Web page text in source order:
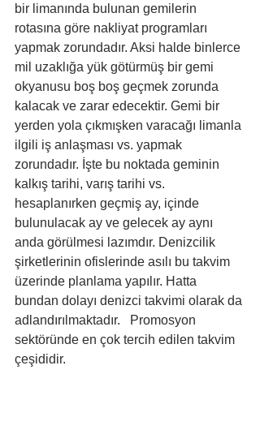
bir limanında bulunan gemilerin
rotasına göre nakliyat programları
yapmak zorundadır. Aksi halde binlerce
mil uzaklığa yük götürmüş bir gemi
okyanusu boş boş geçmek zorunda
kalacak ve zarar edecektir. Gemi bir
yerden yola çıkmışken varacağı limanla
ilgili iş anlaşması vs. yapmak
zorundadır. İşte bu noktada geminin
kalkış tarihi, varış tarihi vs.
hesaplanırken geçmiş ay, içinde
bulunulacak ay ve gelecek ay aynı
anda görülmesi lazımdır. Denizcilik
şirketlerinin ofislerinde asılı bu takvim
üzerinde planlama yapılır. Hatta
bundan dolayı denizci takvimi olarak da
adlandırılmaktadır.   Promosyon
sektöründe en çok tercih edilen takvim
çeşididir.